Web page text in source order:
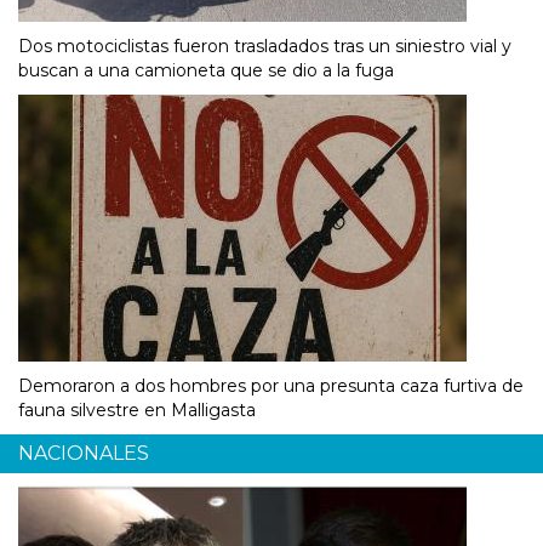
Dos motociclistas fueron trasladados tras un siniestro vial y
buscan a una camioneta que se dio a la fuga
Demoraron a dos hombres por una presunta caza furtiva de
fauna silvestre en Malligasta
NACIONALES